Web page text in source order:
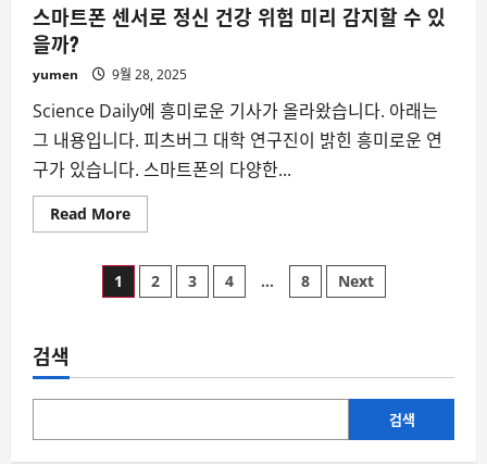
스마트폰 센서로 정신 건강 위험 미리 감지할 수 있
을까?
yumen 9월 28, 2025
Science Daily에 흥미로운 기사가 올라왔습니다. 아래는
그 내용입니다. 피츠버그 대학 연구진이 밝힌 흥미로운 연
구가 있습니다. 스마트폰의 다양한...
Read MoreRead
more
마
폰
신
건
험
글
이
1 2 3 4 … 8 Next
검색
검색